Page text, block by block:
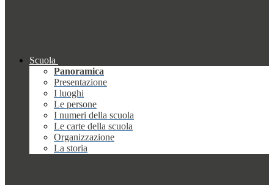
Scuola
Panoramica
Presentazione
I luoghi
Le persone
I numeri della scuola
Le carte della scuola
Organizzazione
La storia